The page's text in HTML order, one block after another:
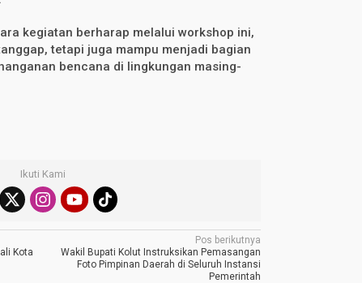
kegiatan berharap melalui workshop ini,
tetapi juga mampu menjadi bagian
bencana di lingkungan masing-
Ikuti Kami
Kota
Pos berikutnya
Wakil Bupati Kolut Instruksikan Pemasangan
Foto Pimpinan Daerah di Seluruh Instansi
Pemerintah